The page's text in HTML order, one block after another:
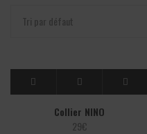
Collier NINO
29€